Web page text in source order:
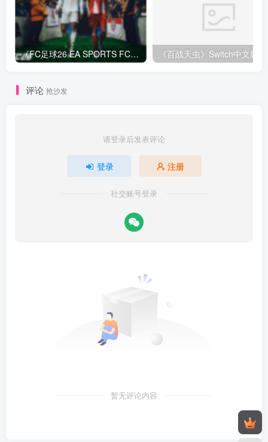
《FC足球26 EA SPORTS FC 26》Switch中文版下载+1.82.4264补丁+1DLC
评论 抢沙发
请登录后发表评论
登录 注册
社交账号登录
暂无评论内容